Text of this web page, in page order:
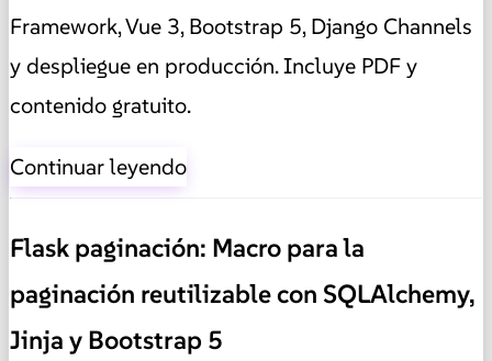
Framework, Vue 3, Bootstrap 5, Django Channels
y despliegue en producción. Incluye PDF y
contenido gratuito.
Continuar leyendo
Flask paginación: Macro para la
paginación reutilizable con SQLAlchemy,
Jinja y Bootstrap 5